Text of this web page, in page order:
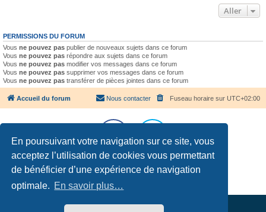
En poursuivant votre navigation sur ce site, vous
acceptez l’utilisation de cookies vous permettant
de bénéficier d’une expérience de navigation
optimale. En savoir plus…
Aller
PERMISSIONS DU FORUM
Vous ne pouvez pas publier de nouveaux sujets dans ce forum
Vous ne pouvez pas répondre aux sujets dans ce forum
Vous ne pouvez pas modifier vos messages dans ce forum
Vous ne pouvez pas supprimer vos messages dans ce forum
Vous ne pouvez pas transférer de pièces jointes dans ce forum
Accueil du forum Fuseau horaire sur UTC+02:00
Nous contacter
® Forum Software © phpBB Limited
Traduction française officielle ©Qiaeru
Confidentialité